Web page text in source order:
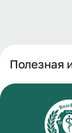
Полезная